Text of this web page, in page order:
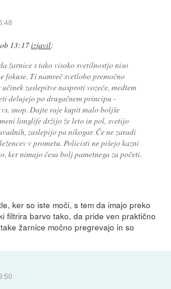
13:17izjavil:
žarnice s tako visoko svetilnostjo niso
fokuse. Ti namreč svetlobo premočno
zaslepitve nasproti vozeče, medtem
delujejo po drugačnem principu -
snop. Dajte raje kupit malo boljše
longlife držijo že leto in pol, svetijo
zaslepijo pa nikogar. Če ne zaradi
v prometu. Policisti ne pišejo kazni
ker nimajo česa bolj pametnega za početi.
ker so iste moči, s tem da imajo preko
filtrira barvo tako, da pride ven praktično
žarnice močno pregrevajo in so